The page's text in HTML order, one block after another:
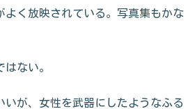
よく放映されている。写真集もかな
ない。
いが、女性を武器にしたようなふる